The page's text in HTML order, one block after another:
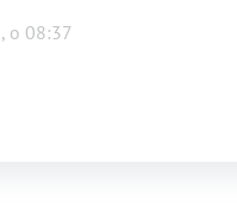
, o 08:37